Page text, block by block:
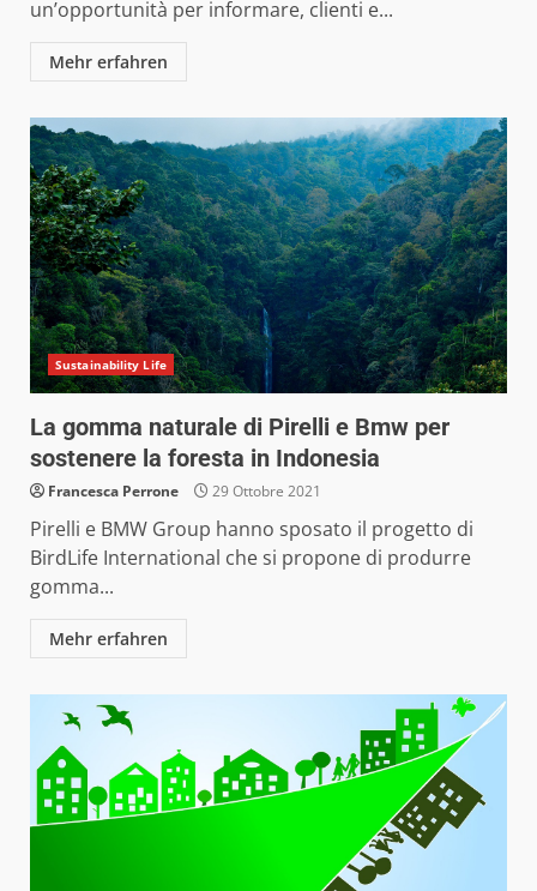
un’opportunità per informare, clienti e...
Mehr erfahren
Sustainability Life
La gomma naturale di Pirelli e Bmw per
sostenere la foresta in Indonesia
Francesca Perrone 29 Ottobre 2021
Pirelli e BMW Group hanno sposato il progetto di
BirdLife International che si propone di produrre
gomma...
Mehr erfahren